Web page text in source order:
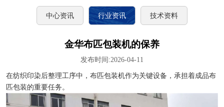
中心资讯 行业资讯 技术资料
金华布匹包装机的保养
发布时间:2026-04-11
在纺织印染后整理工序中，布匹包装机作为关键设备，承担着成品布
匹包装的重要任务。